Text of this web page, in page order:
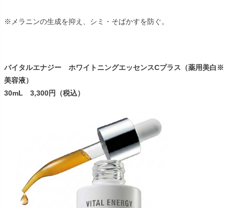
※メラニンの生成を抑え、シミ・そばかすを防ぐ。
バイタルエナジー ホワイトニングエッセンスCプラス（薬用美白※
美容液）
30mL 3,300円（税込）